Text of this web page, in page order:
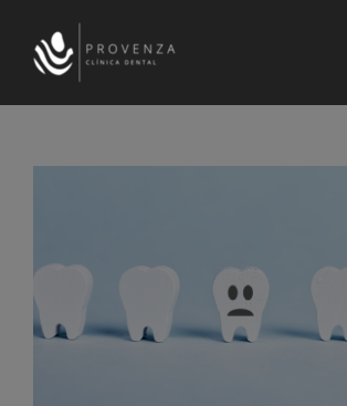
contenido
grande